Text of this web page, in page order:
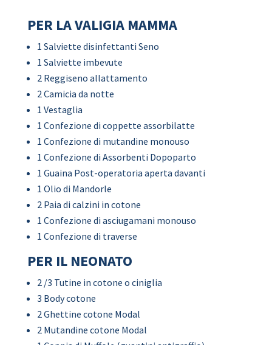
PER LA VALIGIA MAMMA
1 Salviette disinfettanti Seno
1 Salviette imbevute
2 Reggiseno allattamento
2 Camicia da notte
1 Vestaglia
1 Confezione di coppette assorbilatte
1 Confezione di mutandine monouso
1 Confezione di Assorbenti Dopoparto
1 Guaina Post-operatoria aperta davanti
1 Olio di Mandorle
2 Paia di calzini in cotone
1 Confezione di asciugamani monouso
1 Confezione di traverse
PER IL NEONATO
2 /3 Tutine in cotone o ciniglia
3 Body cotone
2 Ghettine cotone Modal
2 Mutandine cotone Modal